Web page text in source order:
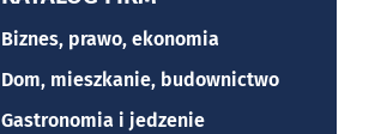
Biznes, prawo, ekonomia
Dom, mieszkanie, budownictwo
Gastronomia i jedzenie